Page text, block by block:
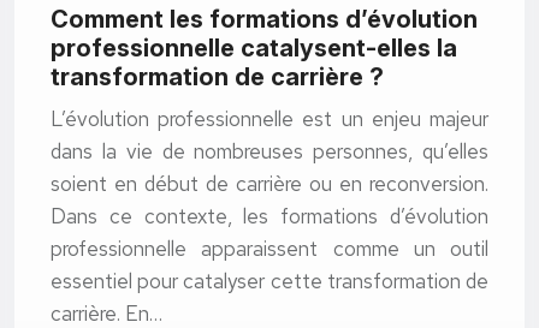
Comment les formations d’évolution
professionnelle catalysent-elles la
transformation de carrière ?
L’évolution professionnelle est un enjeu majeur
dans la vie de nombreuses personnes, qu’elles
soient en début de carrière ou en reconversion.
Dans ce contexte, les formations d’évolution
professionnelle apparaissent comme un outil
essentiel pour catalyser cette transformation de
carrière. En…